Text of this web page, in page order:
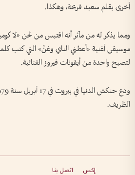
أخرى بقلم سعيد فريحة، وهكذا.
ومما يذكر له من مآثر أنه اقتبس من لحن «لا
موسيقى أغنية «أعطني الناي وغنِّ» التي كتب
لتصبح واحدة من أيقونات فيروز الغنائية.
الظريف.
إكس اتصل بنا